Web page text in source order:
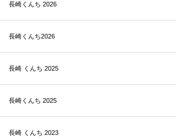
長崎くんち 2026
長崎くんち2026
長崎 くんち 2025
長崎くんち 2025
長崎 くんち 2023